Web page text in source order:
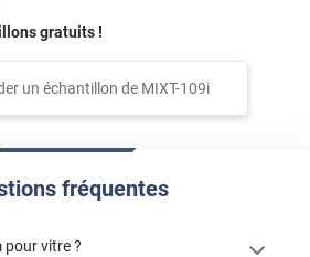
gratuits !
un échantillon de MIXT-109i
fréquentes
pour vitre ?